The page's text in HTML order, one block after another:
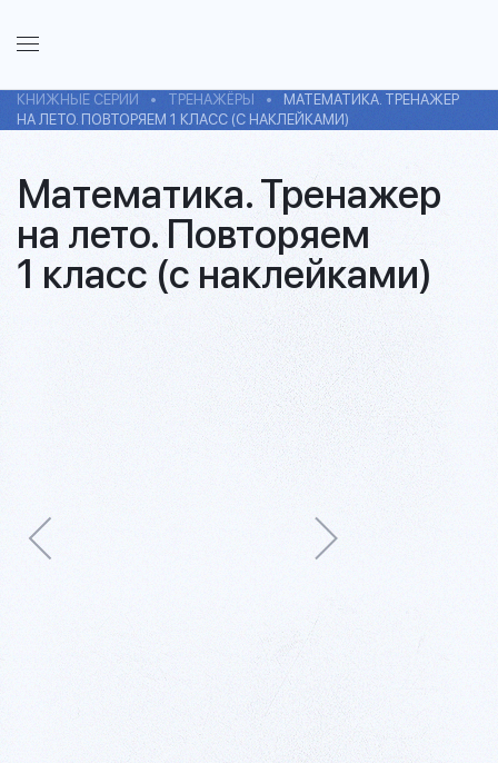
КНИЖНЫЕ СЕРИИ ТРЕНАЖЁРЫ
МАТЕМАТИКА. ТРЕНАЖЕР
НА ЛЕТО. ПОВТОРЯЕМ 1 КЛАСС (С НАКЛЕЙКАМИ)
Математика. Тренажер
на лето. Повторяем
1 класс (с наклейками)